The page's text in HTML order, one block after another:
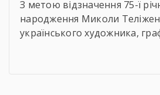
З метою відзначення 75-ї
народження Миколи
українського художника,
мистецтва, члена